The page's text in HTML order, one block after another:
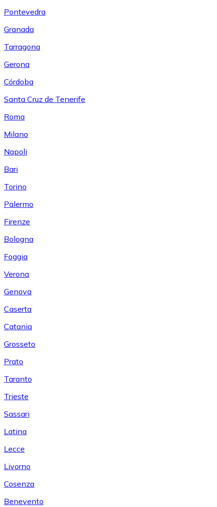
Pontevedra
Granada
Tarragona
Gerona
Córdoba
Santa Cruz de Tenerife
Roma
Milano
Napoli
Bari
Torino
Palermo
Firenze
Bologna
Foggia
Verona
Genova
Caserta
Catania
Grosseto
Prato
Taranto
Trieste
Sassari
Latina
Lecce
Livorno
Cosenza
Benevento